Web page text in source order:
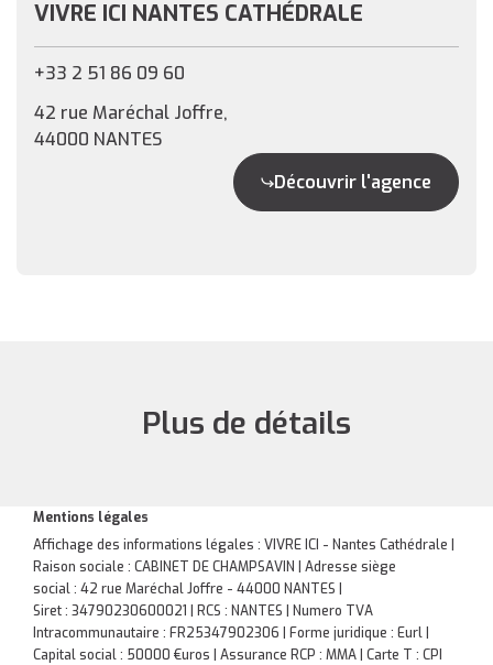
VIVRE ICI NANTES CATHÉDRALE
+33 2 51 86 09 60
42 rue Maréchal Joffre,
44000 NANTES
Découvrir l'agence
Plus de détails
Mentions légales
Affichage des informations légales : VIVRE ICI - Nantes Cathédrale |
Raison sociale : CABINET DE CHAMPSAVIN | Adresse siège
social : 42 rue Maréchal Joffre - 44000 NANTES |
Siret : 34790230600021 | RCS : NANTES | Numero TVA
Intracommunautaire : FR25347902306 | Forme juridique : Eurl |
Capital social : 50000 €uros | Assurance RCP : MMA | Carte T : CPI